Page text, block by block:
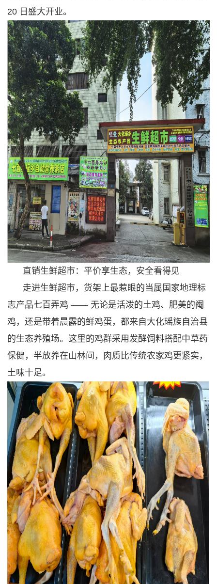
20 日盛大开业。
直销生鲜超市：平价享生态，安全看得见
走进生鲜超市，货架上最惹眼的当属国家地理标
志产品七百弄鸡 —— 无论是活泼的土鸡、肥美的阉
鸡，还是带着晨露的鲜鸡蛋，都来自大化瑶族自治县
的生态养殖场。这里的鸡群采用发酵饲料搭配中草药
保健，半放养在山林间，肉质比传统农家鸡更紧实，
土味十足。